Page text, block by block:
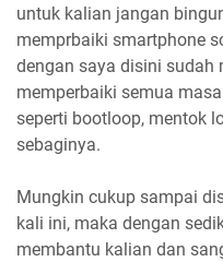
untuk kalian jangan
memprbaiki smartphone
dengan saya disini sudah
memperbaiki semua
seperti bootloop, mentok
sebaginya.
Mungkin cukup sampai
kali ini, maka dengan
membantu kalian dan